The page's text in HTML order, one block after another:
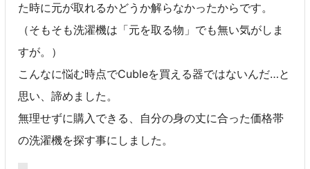
た時に元が取れるかどうか解らなかったからです。
（そもそも洗濯機は「元を取る物」でも無い気がしま
すが。）
こんなに悩む時点でCubleを買える器ではないんだ…と
思い、諦めました。
無理せずに購入できる、自分の身の丈に合った価格帯
の洗濯機を探す事にしました。